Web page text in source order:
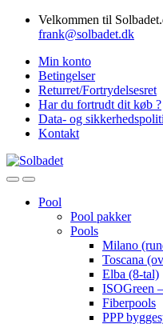
Skip
Skip
Velkommen til
frank@solbadet.dk
Min konto
Betingelser
Returret/Fortrydelsesret
Har du fortrudt dit køb ?
Data- og
Kontakt
OpenClose
Pool
Pool pakker
Pools
Milano
Toscana
Elba (8-tal)
ISOGreen
Fiberpools
PPP